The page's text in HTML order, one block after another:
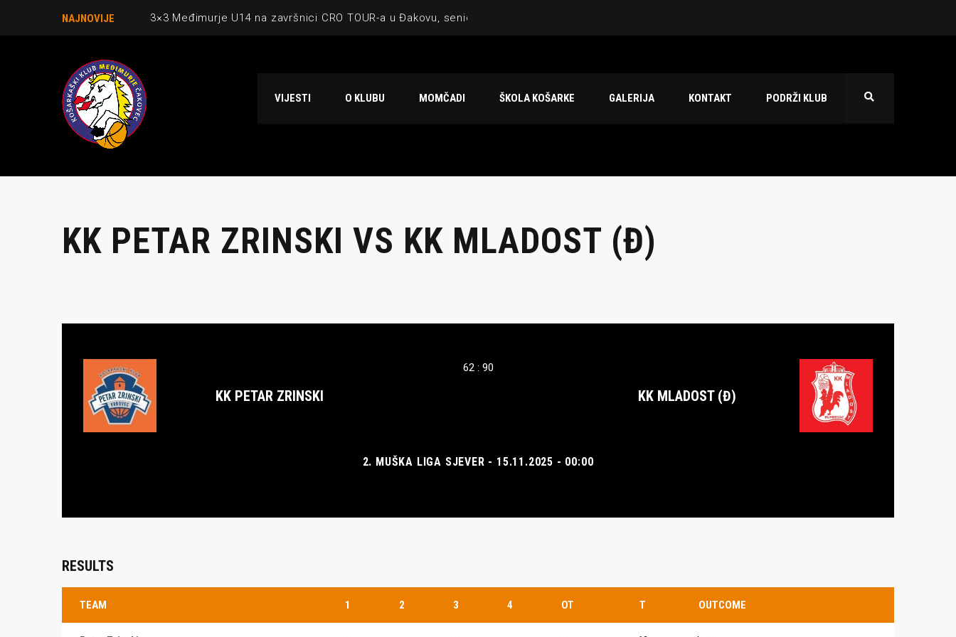
NAJNOVIJE 3×3 Međimurje U14 na završnici CRO TOUR-a u Đakovu, seniorska ekipa 3×3 osvojila Krbulju
Međimurje u revijalnoj utakmici ugostilo atraktivnu NCAA ekipu OBU Bison
VIJESTI O KLUBU MOMČADI ŠKOLA KOŠARKE GALERIJA KONTAKT PODRŽI KLUB
KK PETAR ZRINSKI VS KK MLADOST (Đ)
KK PETAR ZRINSKI
62 : 90
KK MLADOST (Đ)
2. MUŠKA LIGA SJEVER - 15.11.2025 - 00:00
RESULTS
TEAM 1 2 3 4 OT T OUTCOME